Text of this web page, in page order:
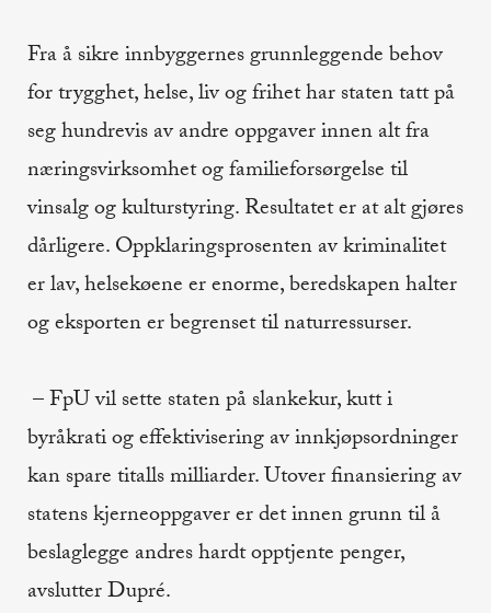
Fra å sikre innbyggernes grunnleggende behov
for trygghet, helse, liv og frihet har staten tatt på
seg hundrevis av andre oppgaver innen alt fra
næringsvirksomhet og familieforsørgelse til
vinsalg og kulturstyring. Resultatet er at alt gjøres
dårligere. Oppklaringsprosenten av kriminalitet
er lav, helsekøene er enorme, beredskapen halter
og eksporten er begrenset til naturressurser.
– FpU vil sette staten på slankekur, kutt i
byråkrati og effektivisering av innkjøpsordninger
kan spare titalls milliarder. Utover finansiering av
statens kjerneoppgaver er det innen grunn til å
beslaglegge andres hardt opptjente penger,
avslutter Dupré.